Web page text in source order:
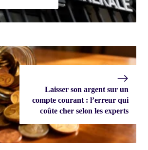
Laisser son argent sur un
compte courant : l’erreur qui
coûte cher selon les experts